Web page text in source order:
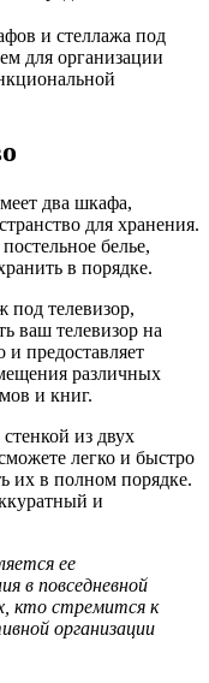
и стеллажа под
для организации
два шкафа,
для хранения.
белье,
в порядке.
под телевизор,
ваш телевизор на
предоставляет
различных
и книг.
из двух
легко и быстро
их в полном порядке.
и
ее
в повседневной
кто стремится к
организации